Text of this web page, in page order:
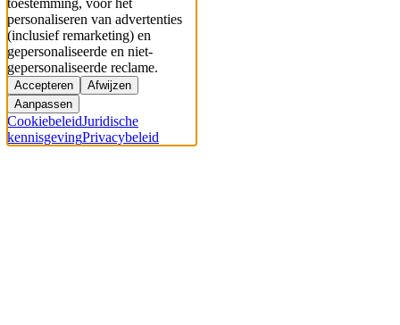
toestemming, voor het
personaliseren van advertenties
(inclusief remarketing) en
gepersonaliseerde en niet-
gepersonaliseerde reclame.
Accepteren
Afwijzen
Aanpassen
CookiebeleidJuridische
kennisgevingPrivacybeleid